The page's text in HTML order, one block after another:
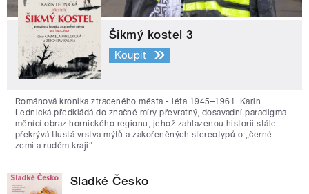
Šikmý kostel 3
Koupit
Románová kronika ztraceného města - léta 1945–1961. Karin
Lednická předkládá do značné míry převratný, dosavadní paradigma
měnící obraz hornického regionu, jehož zahlazenou historii stále
překrývá tlustá vrstva mýtů a zakořeněných stereotypů o „černé
zemi a rudém kraji“.
Sladké Česko